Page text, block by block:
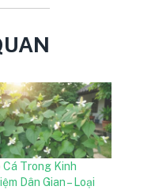
Cá Trong Kinh
Dân Gian – Loại